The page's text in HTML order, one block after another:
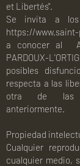
et Libertés".
Se invita a
https://
a conocer al
PARDOUX-
posibles
respecta a las
otra de las
anteriormente.
Propiedad
Cualquier
cualquier medio,